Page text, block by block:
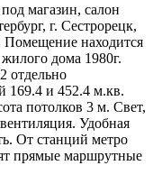
магазин, салон
г. Сестрорецк,
находится
дома 1980г.
отдельно
и 452.4 м.кв.
потолков 3 м. Свет,
Удобная
От станций метро
прямые маршрутные